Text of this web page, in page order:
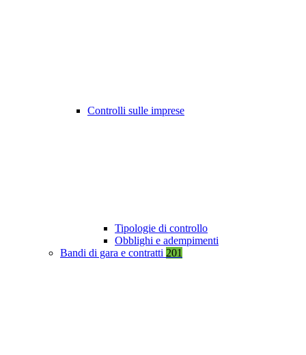
Controlli sulle imprese
Tipologie di controllo
Obblighi e adempimenti
Bandi di gara e contratti 201